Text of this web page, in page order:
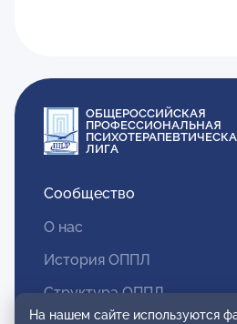
ОБЩЕРОССИЙСКАЯ
ПРОФЕССИОНАЛЬНАЯ
ЛИГА
Сообщество
О нас
История ОППЛ
Структура ОППЛ
На нашем сайте используются